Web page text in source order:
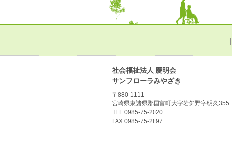
社会福祉法人 慶明会
サンフローラみやざき
〒880-1111
宮崎県東諸県郡国富町大字岩知野字明久355
TEL.0985-75-2020
FAX.0985-75-2897